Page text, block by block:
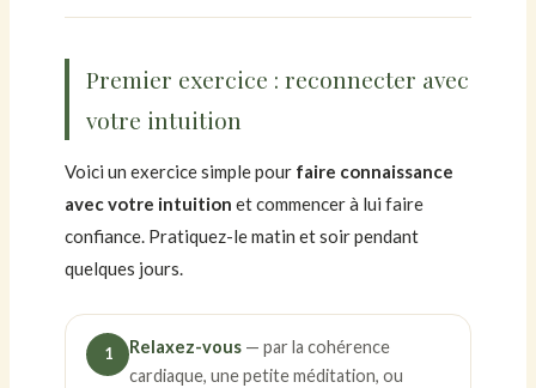
Premier exercice : reconnecter avec
votre intuition
Voici un exercice simple pour faire connaissance
avec votre intuition et commencer à lui faire
confiance. Pratiquez-le matin et soir pendant
quelques jours.
1 Relaxez-vous — par la cohérence
cardiaque, une petite méditation, ou